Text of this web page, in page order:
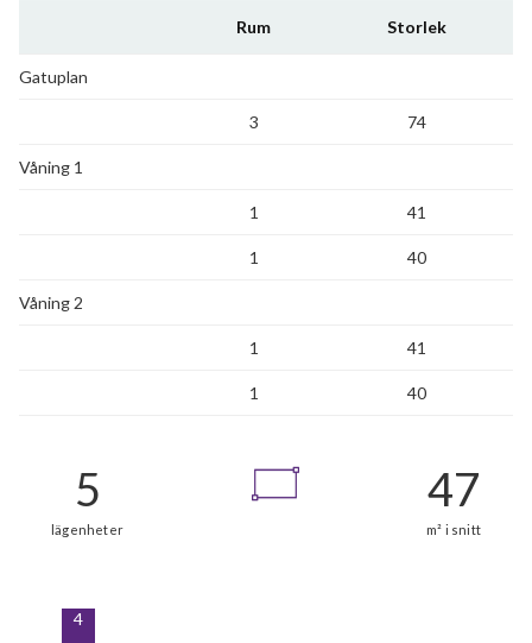
Rum Storlek
Gatuplan
3 74
Våning 1
1 41
1 40
Våning 2
1 41
1 40
4